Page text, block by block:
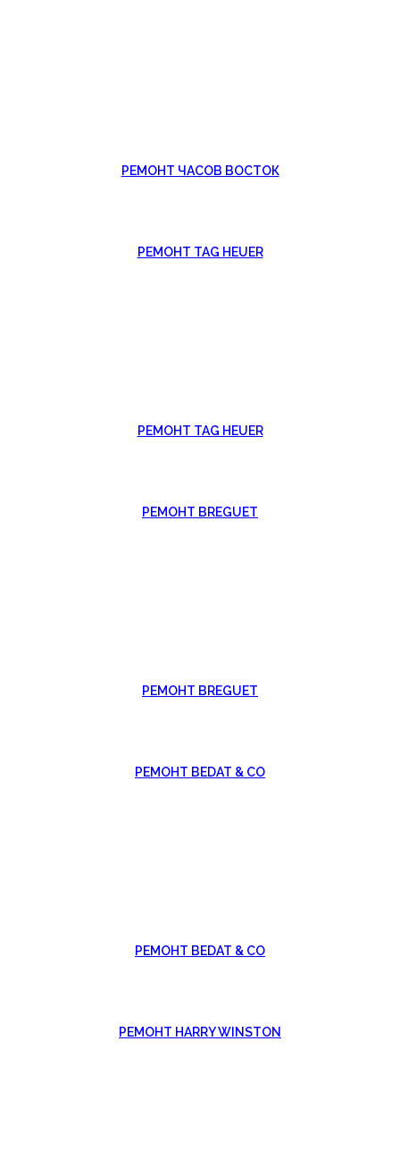
РЕМОНТ ЧАСОВ ВОСТОК
РЕМОНТ TAG HEUER
РЕМОНТ TAG HEUER
РЕМОНТ BREGUET
РЕМОНТ BREGUET
РЕМОНТ BEDAT & CO
РЕМОНТ BEDAT & CO
РЕМОНТ HARRY WINSTON